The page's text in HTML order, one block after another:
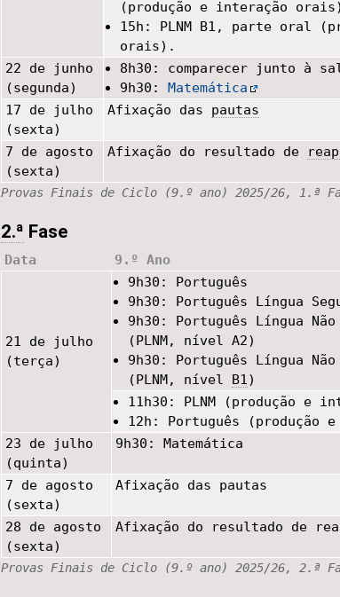
Provas Finais de Ciclo (9.º ano) 2025/26, 1.ª
(produção e interação
15h: PLNM B1, parte oral
orais).
22 de junho
(segunda)
8h30: comparecer junto à
9h30:Matemática
17 de julho
(sexta)
Afixação das pautas
7 de agosto
(sexta)
Afixação do resultado de
2.ª Fase
Provas Finais de Ciclo (9.º ano) 2025/26, 2.ª
Data 9.º Ano
21 de julho
(terça)
9h30: Português
9h30: Português Língua
9h30: Português Língua Não
(PLNM, nível A2)
9h30: Português Língua Não
(PLNM, nível B1 )
11h30: PLNM (produção e
12h: Português (produção
23 de julho
(quinta)
9h30: Matemática
7 de agosto
(sexta)
Afixação das pautas
28 de agosto
(sexta)
Afixação do resultado de